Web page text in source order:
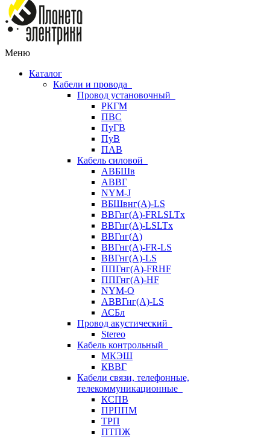
Меню
Каталог
Кабели и провода
Провод установочный
РКГМ
ПВС
ПуГВ
ПуВ
ПАВ
Кабель силовой
АВБШв
АВВГ
NYM-J
ВБШвнг(А)-LS
ВВГнг(A)-FRLSLTx
ВВГнг(A)-LSLTx
ВВГнг(А)
ВВГнг(А)-FR-LS
ВВГнг(А)-LS
ППГнг(А)-FRHF
ППГнг(А)-HF
NYM-O
АВВГнг(А)-LS
АСБл
Провод акустический
Stereo
Кабель контрольный
МКЭШ
КВВГ
Кабели связи, телефонные,
телекоммуникационные
КСПВ
ПРППМ
ТРП
ПТПЖ